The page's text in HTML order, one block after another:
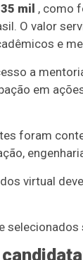
mil , como
O valor
e
a
em
foram
virtual